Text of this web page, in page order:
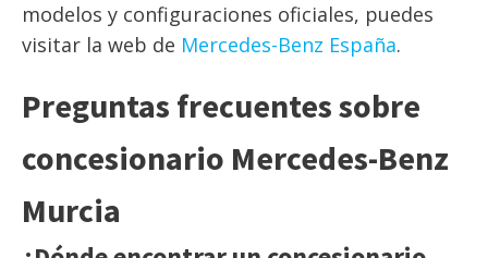
modelos y configuraciones oficiales, puedes
visitar la web de Mercedes-Benz España.
Preguntas frecuentes sobre
concesionario Mercedes-Benz
Murcia